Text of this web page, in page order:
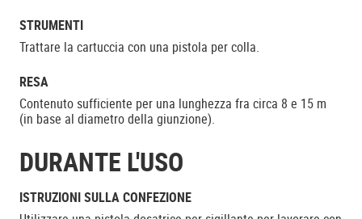
STRUMENTI
Trattare la cartuccia con una pistola per colla.
RESA
Contenuto sufficiente per una lunghezza fra circa 8 e 15 m
(in base al diametro della giunzione).
DURANTE L'USO
ISTRUZIONI SULLA CONFEZIONE